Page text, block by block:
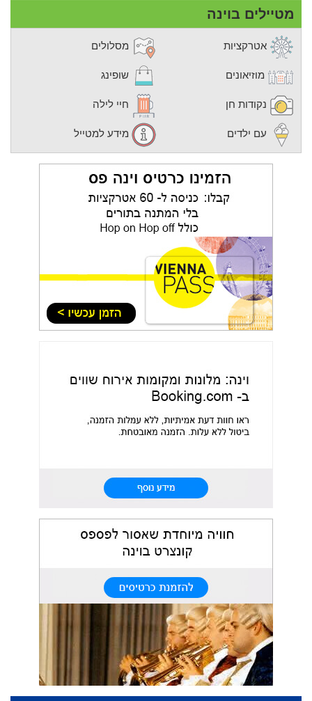
מטיילים בוינה
אטרקציות מסלולים
מוזיאונים שופינג
נקודות חן חיי לילה
עם ילדים מידע למטייל